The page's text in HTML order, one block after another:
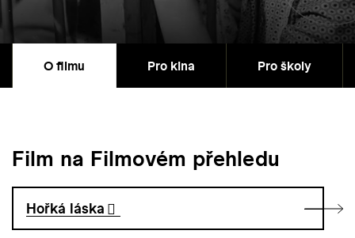
O filmu Pro kina Pro školy
Film na Filmovém přehledu
Hořká láska